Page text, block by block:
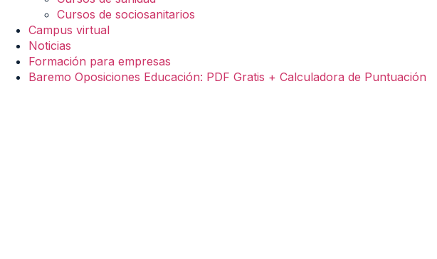
Cursos de sociosanitarios
Campus virtual
Noticias
Formación para empresas
Baremo Oposiciones Educación: PDF Gratis + Calculadora de Puntuación